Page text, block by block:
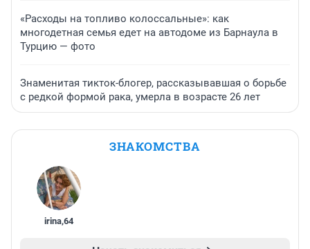
«Расходы на топливо колоссальные»: как
многодетная семья едет на автодоме из Барнаула в
Турцию — фото
Знаменитая тикток-блогер, рассказывавшая о борьбе
с редкой формой рака, умерла в возрасте 26 лет
ЗНАКОМСТВА
irina,64